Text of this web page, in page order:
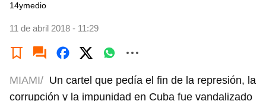
14ymedio
11 de abril 2018 - 11:29
MIAMI/ Un cartel que pedía el fin de la represión, la
corrupción y la impunidad en Cuba fue vandalizado